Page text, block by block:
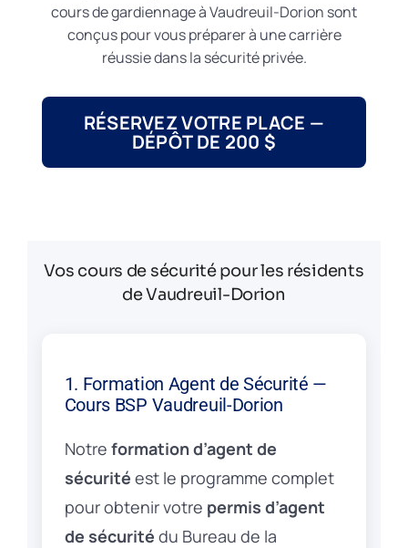
cours de gardiennage à Vaudreuil-Dorion sont
conçus pour vous préparer à une carrière
réussie dans la sécurité privée.
RÉSERVEZ VOTRE PLACE —
DÉPÔT DE 200 $
Vos cours de sécurité pour les résidents
de Vaudreuil-Dorion
1. Formation Agent de Sécurité —
Cours BSP Vaudreuil-Dorion
Notre formation d’agent de
sécurité est le programme complet
pour obtenir votre permis d’agent
de sécurité du Bureau de la